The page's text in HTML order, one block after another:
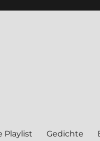
Play­list Gedich­te